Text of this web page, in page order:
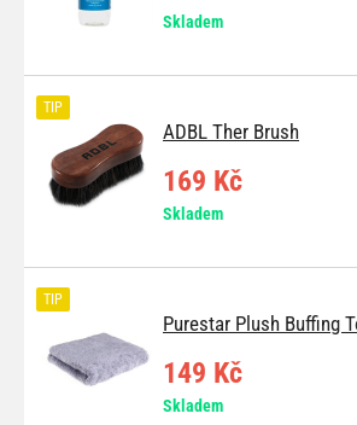
Skladem
ADBL Ther Brush
TIP
169 Kč
Skladem
Purestar Plush Buffing
TIP
149 Kč
Skladem